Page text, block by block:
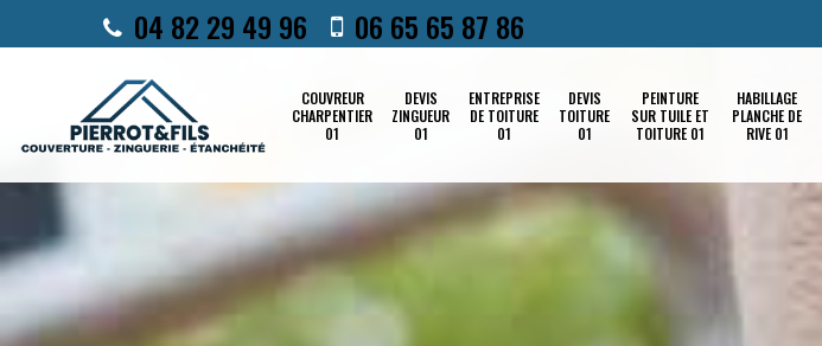
04 82 29 49 96 06 65 65 87 86
COUVREUR
CHARPENTIER
01
DEVIS
ZINGUEUR
01
ENTREPRISE
DE TOITURE
01
DEVIS
TOITURE
01
PEINTURE
SUR TUILE ET
TOITURE 01
HABILLAGE
PLANCHE DE
RIVE 01